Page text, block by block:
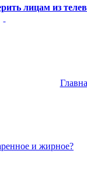
лицам из
и жирное?